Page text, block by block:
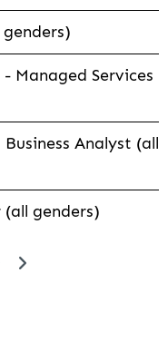
Managed Services
Analyst (all
(all genders)